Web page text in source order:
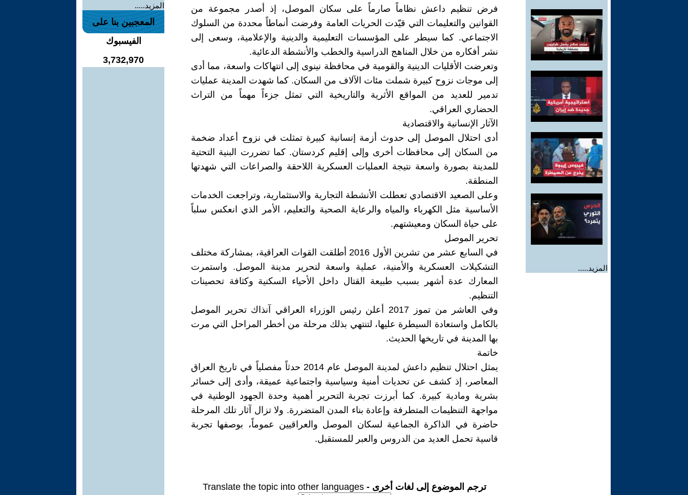
المزيد.....
فرض تنظيم داعش نظاماً صارماً على سكان الموصل، إذ أصدر مجموعة من
القوانين والتعليمات التي قيّدت الحريات العامة وفرضت أنماطاً محددة من السلوك
الاجتماعي. كما سيطر على المؤسسات التعليمية والدينية والإعلامية، وسعى إلى
نشر أفكاره من خلال المناهج الدراسية والخطب والأنشطة الدعائية.
وتعرضت الأقليات الدينية والقومية في محافظة نينوى إلى انتهاكات واسعة، مما أدى
إلى موجات نزوح كبيرة شملت مئات الآلاف من السكان. كما شهدت المدينة عمليات
تدمير للعديد من المواقع الأثرية والتاريخية التي تمثل جزءاً مهماً من التراث
الحضاري العراقي.
الآثار الإنسانية والاقتصادية
أدى احتلال الموصل إلى حدوث أزمة إنسانية كبيرة تمثلت في نزوح أعداد ضخمة
من السكان إلى محافظات أخرى وإلى إقليم كردستان. كما تضررت البنية التحتية
للمدينة بصورة واسعة نتيجة العمليات العسكرية اللاحقة والصراعات التي شهدتها
المنطقة.
وعلى الصعيد الاقتصادي تعطلت الأنشطة التجارية والاستثمارية، وتراجعت الخدمات
الأساسية مثل الكهرباء والمياه والرعاية الصحية والتعليم، الأمر الذي انعكس سلباً
على حياة السكان ومعيشتهم.
تحرير الموصل
في السابع عشر من تشرين الأول 2016 أطلقت القوات العراقية، بمشاركة مختلف
التشكيلات العسكرية والأمنية، عملية واسعة لتحرير مدينة الموصل. واستمرت
المعارك عدة أشهر بسبب طبيعة القتال داخل الأحياء السكنية وكثافة تحصينات
التنظيم.
وفي العاشر من تموز 2017 أعلن رئيس الوزراء العراقي آنذاك تحرير الموصل
بالكامل واستعادة السيطرة عليها، لتنتهي بذلك مرحلة من أخطر المراحل التي مرت
بها المدينة في تاريخها الحديث.
خاتمة
يمثل احتلال تنظيم داعش لمدينة الموصل عام 2014 حدثاً مفصلياً في تاريخ العراق
المعاصر، إذ كشف عن تحديات أمنية وسياسية واجتماعية عميقة، وأدى إلى خسائر
بشرية ومادية كبيرة. كما أبرزت تجربة التحرير أهمية وحدة الجهود الوطنية في
مواجهة التنظيمات المتطرفة وإعادة بناء المدن المتضررة. ولا تزال آثار تلك المرحلة
حاضرة في الذاكرة الجماعية لسكان الموصل والعراقيين عموماً، بوصفها تجربة
قاسية تحمل العديد من الدروس والعبر للمستقبل.
ترجم الموضوع إلى لغات أخرى - Translate the topic into other languages
المزيد.....
المعجبين بنا على
الفيسبوك
3,732,970